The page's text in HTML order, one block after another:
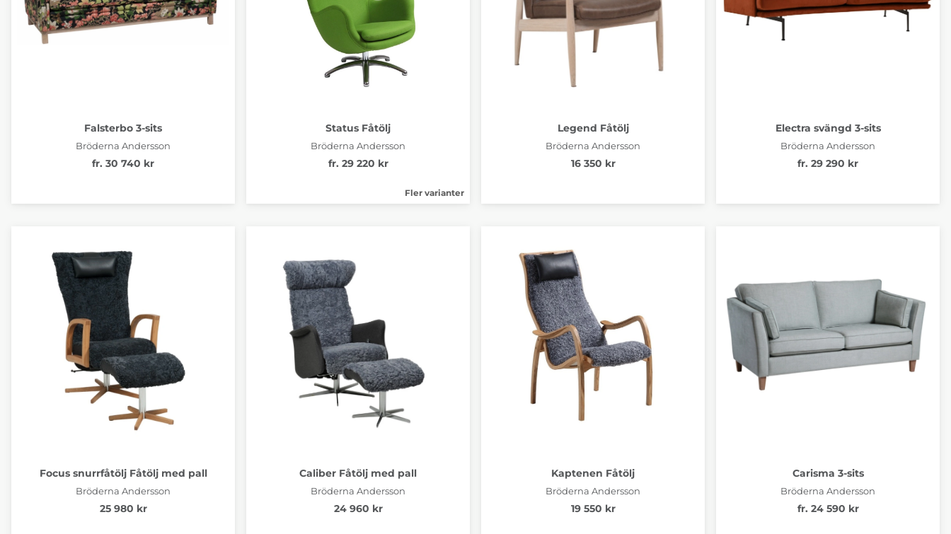
Falsterbo 3-sits
Bröderna Andersson
fr. 30 740 kr
Status Fåtölj
Bröderna Andersson
fr. 29 220 kr
Fler varianter
Legend Fåtölj
Bröderna Andersson
16 350 kr
Electra svängd 3-sits
Bröderna Andersson
fr. 29 290 kr
Focus snurrfåtölj Fåtölj med pall
Bröderna Andersson
25 980 kr
Caliber Fåtölj med pall
Bröderna Andersson
24 960 kr
Kaptenen Fåtölj
Bröderna Andersson
19 550 kr
Carisma 3-sits
Bröderna Andersson
fr. 24 590 kr